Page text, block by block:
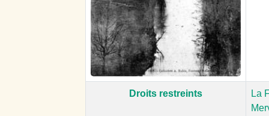
Droits restreints
La